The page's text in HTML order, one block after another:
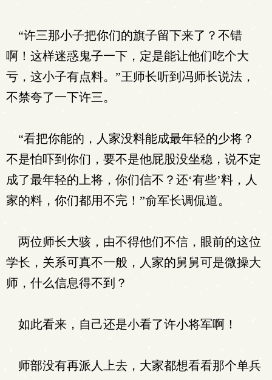
“许三那小子把你们的旗子留下来了？不错
啊！这样迷惑鬼子一下，定是能让他们吃个大
亏，这小子有点料。”王师长听到冯师长说法，
不禁夸了一下许三。
“看把你能的，人家没料能成最年轻的少将？
不是怕吓到你们，要不是他屁股没坐稳，说不定
成了最年轻的上将，你们信不？还‘有些’料，人
家的料，你们都用不完！”俞军长调侃道。
两位师长大骇，由不得他们不信，眼前的这位
学长，关系可真不一般，人家的舅舅可是微操大
师，什么信息得不到？
如此看来，自己还是小看了许小将军啊！
师部没有再派人上去，大家都想看看那个单兵